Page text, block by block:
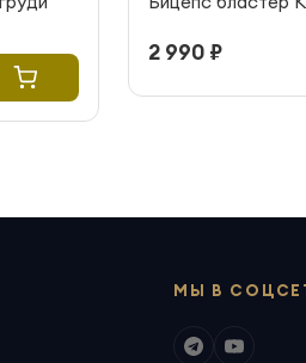
2 990 ₽
МЫ В